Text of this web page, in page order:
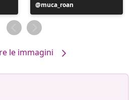
Post
pubblicato
da
muca_roan
le immagini